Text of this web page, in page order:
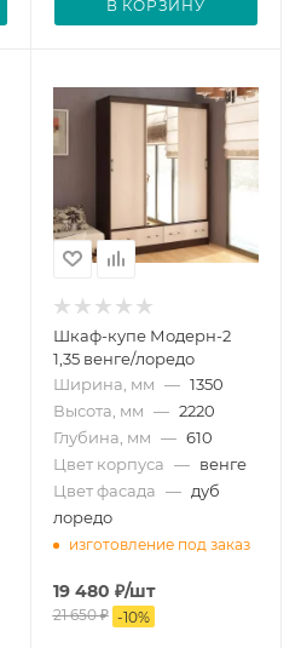
В КОРЗИНУ
Шкаф-купе Модерн-2
1,35 венге/лоредо
Ширина, мм — 1350
Высота, мм — 2220
Глубина, мм — 610
Цвет корпуса — венге
Цвет фасада — дуб
лоредо
изготовление под заказ
19 480 ₽/шт
21 650₽ -10%